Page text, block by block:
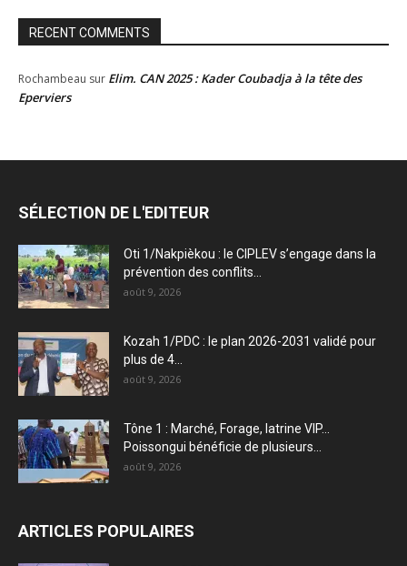
RECENT COMMENTS
Rochambeau sur Elim. CAN 2025 : Kader Coubadja à la tête des
Eperviers
SÉLECTION DE L'EDITEUR
Oti 1/Nakpièkou : le CIPLEV s’engage dans la
prévention des conflits...
août 9, 2026
Kozah 1/PDC : le plan 2026-2031 validé pour
plus de 4...
août 9, 2026
Tône 1 : Marché, Forage, latrine VIP…
Poissongui bénéficie de plusieurs...
août 9, 2026
ARTICLES POPULAIRES